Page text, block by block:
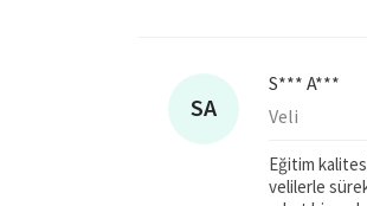
SA
S*** A***
Veli
Eğitim
velilerle